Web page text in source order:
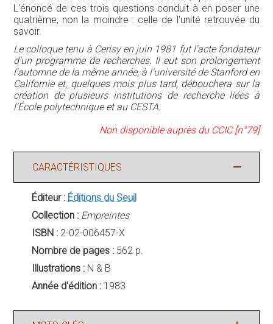
L'énoncé de ces trois questions conduit à en poser une
quatrième, non la moindre : celle de l'unité retrouvée du
savoir.
Le colloque tenu à Cerisy en juin 1981 fut l'acte fondateur
d'un programme de recherches. Il eut son prolongement
l'automne de la même année, à l'université de Stanford en
Californie et, quelques mois plus tard, débouchera sur la
création de plusieurs institutions de recherche liées à
l'École polytechnique et au CESTA.
Non disponible auprès du CCIC [n°79]
CARACTÉRISTIQUES
Éditeur : Éditions du Seuil
Collection : Empreintes
ISBN : 2-02-006457-X
Nombre de pages : 562 p.
Illustrations : N & B
Année d'édition : 1983